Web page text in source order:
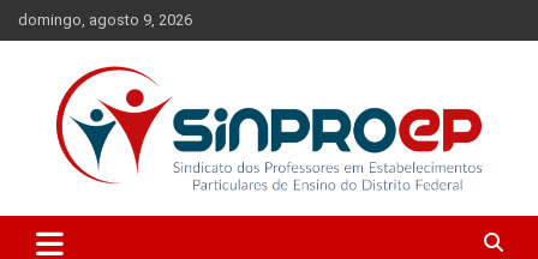
Skip
to
domingo, agosto 9, 2026
Sinproep-DF
Ensino do Distrito Federal